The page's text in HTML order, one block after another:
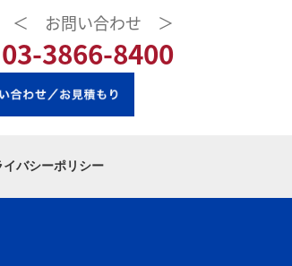
＜ お問い合わせ ＞
03-3866-8400
イバシーポリシー